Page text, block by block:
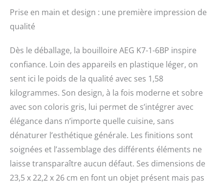
la température constante
2 °C, la bouilloire se
réchauffe
automatiquement
Sécurité : le revêtement
antidérapant de la base
minimise le risque de
glissement - Arrêt de
sécurité 3 fois si trop
faible/pas d'eau dans la
bouilloire, atteindre la
température, quitter la
base Grande ouverture :
pas de renversement
Prise en main et design : une première impression de
qualité
Dès le déballage, la bouilloire AEG K7-1-6BP inspire
confiance. Loin des appareils en plastique léger, on
sent ici le poids de la qualité avec ses 1,58
kilogrammes. Son design, à la fois moderne et sobre
avec son coloris gris, lui permet de s’intégrer avec
élégance dans n’importe quelle cuisine, sans
dénaturer l’esthétique générale. Les finitions sont
soignées et l’assemblage des différents éléments ne
laisse transparaître aucun défaut. Ses dimensions de
23,5 x 22,2 x 26 cm en font un objet présent mais pas